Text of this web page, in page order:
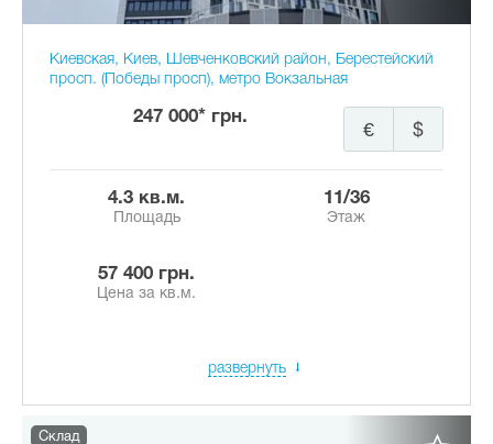
Киевская, Киев, Шевченковский район, Берестейский
просп. (Победы просп), метро Вокзальная
247 000* грн.
$
€
4.3 кв.м.
Площадь
11/36
Этаж
57 400 грн.
Цена за кв.м.
развернуть
Склад